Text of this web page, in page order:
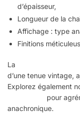
d’épaisseur,
Longueur de la
Affichage : type
Finitions
La
d’une tenue vintage,
Explorez également
pour
anachronique.